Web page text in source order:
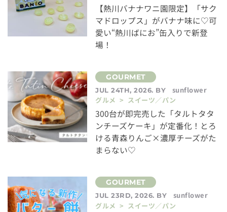
【熱川バナナワニ園限定】「サク
マドロップス」がバナナ味に♡可
愛い“熱川ばにお”缶入りで新登
場！
JUL 24TH, 2026. BY
sunflower
グルメ > スイーツ／パン
300台が即完売した「タルトタタ
ンチーズケーキ」が定番化！とろ
ける青森りんご×濃厚チーズがた
まらない♡
JUL 23RD, 2026. BY
sunflower
グルメ > スイーツ／パン